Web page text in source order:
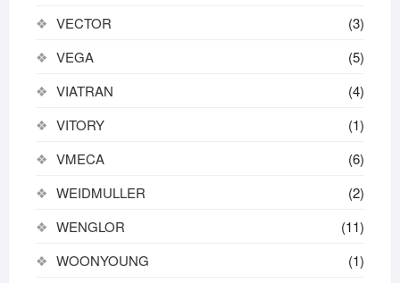
VECTOR
(3)
VEGA
(5)
VIATRAN
(4)
VITORY
(1)
VMECA
(6)
WEIDMULLER
(2)
WENGLOR
(11)
WOONYOUNG
(1)